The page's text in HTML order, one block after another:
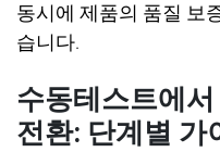
동시에 제품의 품질 보
습니다.
수동테스트에
전환: 단계별 가